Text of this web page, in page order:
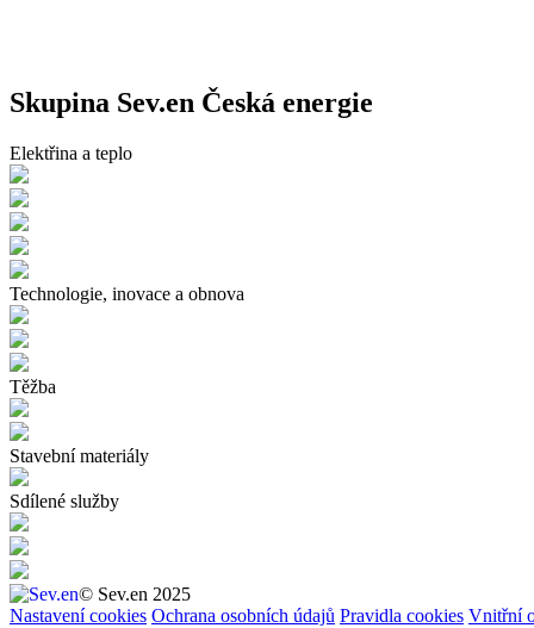
Skupina Sev.en Česká energie
Elektřina a teplo
Technologie, inovace a obnova
Těžba
Stavební materiály
Sdílené služby
© Sev.en 2025
Nastavení cookies Ochrana osobních údajů Pravidla cookies Vnitřní